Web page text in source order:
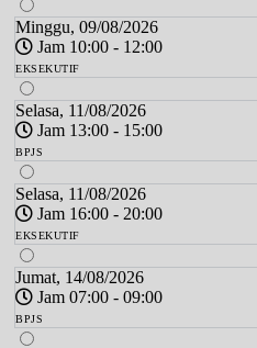
Minggu, 09/08/2026
Jam 10:00 - 12:00
EKSEKUTIF
Selasa, 11/08/2026
Jam 13:00 - 15:00
BPJS
Selasa, 11/08/2026
Jam 16:00 - 20:00
EKSEKUTIF
Jumat, 14/08/2026
Jam 07:00 - 09:00
BPJS